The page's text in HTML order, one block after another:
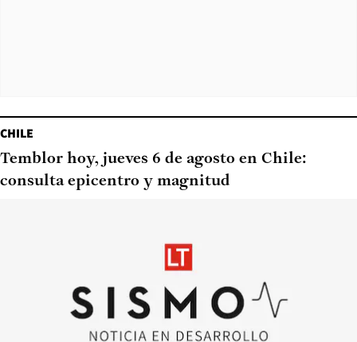
CHILE
Temblor hoy, jueves 6 de agosto en Chile:
consulta epicentro y magnitud